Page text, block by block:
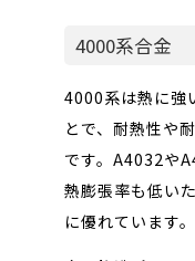
4000系合金
4000系は熱に強
とで、耐熱性や
です。A4032や
熱膨張率も低い
に優れています。